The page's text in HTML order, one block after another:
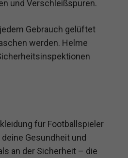
und Verschleißspuren.
Gebrauch gelüftet
werden. Helme
für Footballspieler
Gesundheit und
an der Sicherheit – die